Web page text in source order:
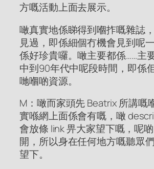
方嘅活動上面去展示。
噉真實地係睇得到嗰拃嘅雜誌
見過，即係細個冇機會見到呢
係好珍貴囉。噉主要都係……主
中到90年代中呢段時間，即係
哋嗰啲資源。
M：噉而家頭先 Beatrix 所講嘅
實喺網上面係會有嘅，噉
會放條 link 畀大家望下嘅，呢
開，所以身在任何地方嘅聽眾
望下。